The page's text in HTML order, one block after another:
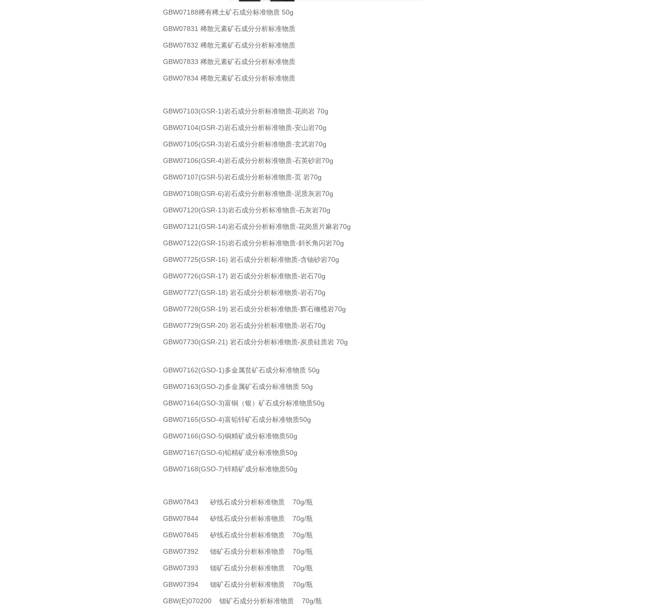
GBW07188稀有稀土矿石成分标准物质 50g
GBW07831 稀散元素矿石成分分析标准物质
GBW07832 稀散元素矿石成分分析标准物质
GBW07833 稀散元素矿石成分分析标准物质
GBW07834 稀散元素矿石成分分析标准物质
GBW07103(GSR-1)岩石成分分析标准物质-花岗岩 70g
GBW07104(GSR-2)岩石成分分析标准物质-安山岩70g
GBW07105(GSR-3)岩石成分分析标准物质-玄武岩70g
GBW07106(GSR-4)岩石成分分析标准物质-石英砂岩70g
GBW07107(GSR-5)岩石成分分析标准物质-页 岩70g
GBW07108(GSR-6)岩石成分分析标准物质-泥质灰岩70g
GBW07120(GSR-13)岩石成分分析标准物质-石灰岩70g
GBW07121(GSR-14)岩石成分分析标准物质-花岗质片麻岩70g
GBW07122(GSR-15)岩石成分分析标准物质-斜长角闪岩70g
GBW07725(GSR-16) 岩石成分分析标准物质-含铀砂岩70g
GBW07726(GSR-17) 岩石成分分析标准物质-岩石70g
GBW07727(GSR-18) 岩石成分分析标准物质-岩石70g
GBW07728(GSR-19) 岩石成分分析标准物质-辉石橄榄岩70g
GBW07729(GSR-20) 岩石成分分析标准物质-岩石70g
GBW07730(GSR-21) 岩石成分分析标准物质-炭质硅质岩 70g
GBW07162(GSO-1)多金属贫矿石成分标准物质 50g
GBW07163(GSO-2)多金属矿石成分标准物质 50g
GBW07164(GSO-3)富铜（银）矿石成分标准物质50g
GBW07165(GSO-4)富铅锌矿石成分标准物质50g
GBW07166(GSO-5)铜精矿成分标准物质50g
GBW07167(GSO-6)铅精矿成分标准物质50g
GBW07168(GSO-7)锌精矿成分标准物质50g
GBW07843 矽线石成分分析标准物质 70g/瓶
GBW07844 矽线石成分分析标准物质 70g/瓶
GBW07845 矽线石成分分析标准物质 70g/瓶
GBW07392 锶矿石成分分析标准物质 70g/瓶
GBW07393 锶矿石成分分析标准物质 70g/瓶
GBW07394 锶矿石成分分析标准物质 70g/瓶
GBW(E)070200 锶矿石成分分析标准物质 70g/瓶